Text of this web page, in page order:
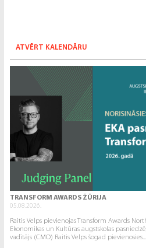
ATVĒRT KALENDĀRU
TRANSFORM AWARDS ŽŪRIJA
05.08.2026.
Raitis Velps pievienojas Transform Awards
Ekonomikas un Kultūras augstskolas
vadītājs (CMO) Raitis Velps šogad pievienosies...